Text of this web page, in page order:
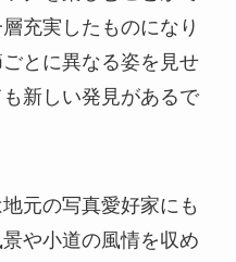
充実したものになり
とに異なる姿を見せ
新しい発見があるで
元の写真愛好家にも
や小道の風情を収め